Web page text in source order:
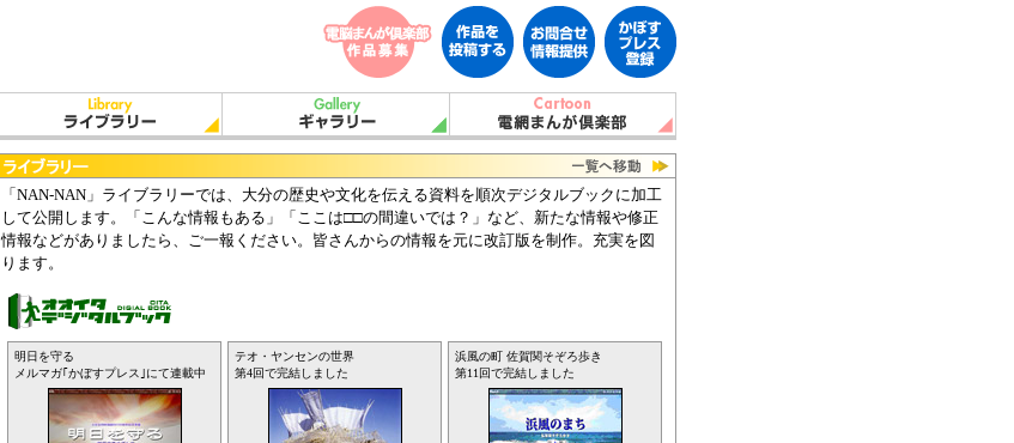
「NAN-NAN」ライブラリーでは、大分の歴史や文化を伝える資料を順次デジタルブックに加工
して公開します。「こんな情報もある」「ここは□□の間違いでは？」など、新たな情報や修正
情報などがありましたら、ご一報ください。皆さんからの情報を元に改訂版を制作。充実を図
ります。
明日を守る
メルマガ｢かぼすプレス｣にて連載中
テオ・ヤンセンの世界
第4回で完結しました
浜風の町 佐賀関そぞろ歩き
第11回で完結しました